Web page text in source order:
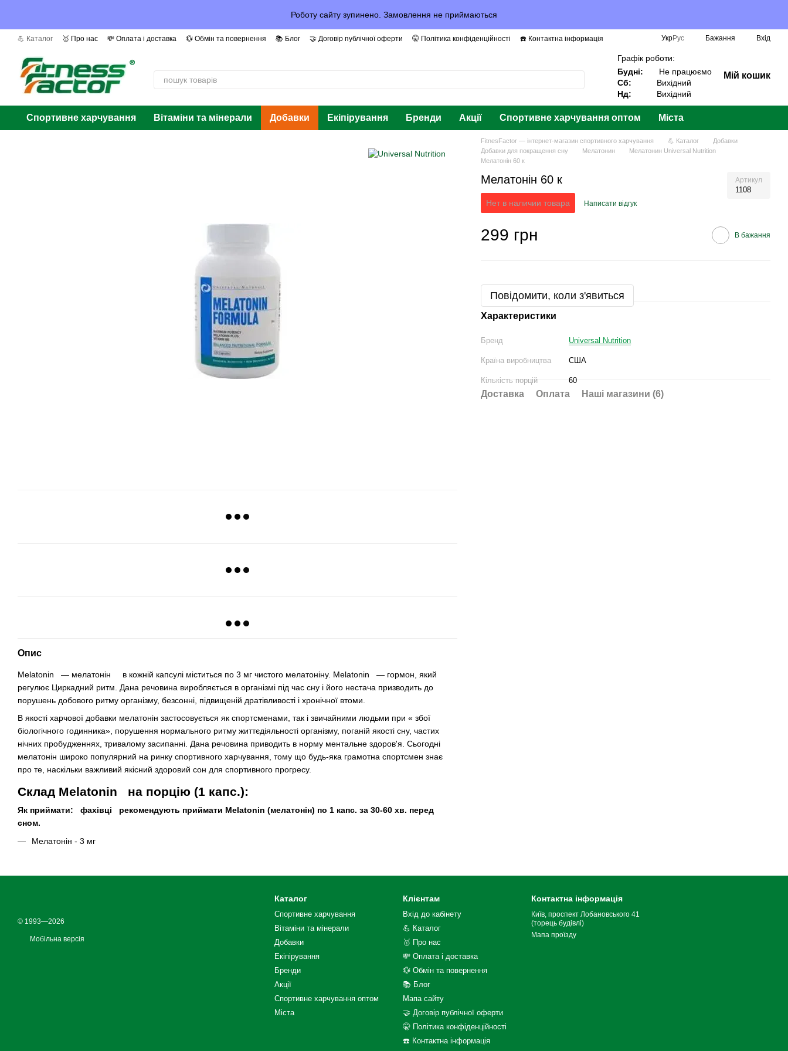
Роботу сайту зупинено. Замовлення не приймаються
💪 Каталог 🥇 Про нас 💸 Оплата і доставка 💱 Обмін та повернення 📚 Блог 🤝 Договір публічної оферти 🤫 Політика конфіденційності
☎️ Контактна інформація
УкрРус Бажання Вхід
Графік роботи:
Будні:
Не працюємо
Сб:
Вихідний
Нд:
Вихідний
Мій кошик
Спортивне харчування Вітаміни та мінерали Добавки Екіпірування Бренди Акції Спортивне харчування оптом Міста
Опис
Melatonin — мелатонін в кожній капсулі міститься по 3 мг чистого мелатоніну. Melatonin — гормон, який
регулює Циркадний ритм. Дана речовина виробляється в організмі під час сну і його нестача призводить до
порушень добового ритму організму, безсонні, підвищеній дратівливості і хронічної втоми.
В якості харчової добавки мелатонін застосовується як спортсменами, так і звичайними людьми при « збої
біологічного годинника», порушення нормального ритму життєдіяльності організму, поганій якості сну, частих
нічних пробудженнях, тривалому засипанні. Дана речовина приводить в норму ментальне здоров'я. Сьогодні
мелатонін широко популярний на ринку спортивного харчування, тому що будь-яка грамотна спортсмен знає
про те, наскільки важливий якісний здоровий сон для спортивного прогресу.
Склад Melatonin на порцію (1 капс.):
Як приймати:
фахівці рекомендують приймати Melatonin (мелатонін) по 1 капс. за 30-60 хв. перед
сном.
Мелатонін - 3 мг
FitnesFactor — інтернет-магазин спортивного харчування 💪 Каталог
Добавки
Добавки для покращення сну
Мелатонин
Мелатонин Universal Nutrition
Мелатонін 60 к
Мелатонін 60 к Артикул
1108
Нет в наличии товара Написати відгук
299 грн В бажання
Повідомити, коли з'явиться
Характеристики
Бренд Universal Nutrition
Країна виробництва США
Кількість порцій 60
Доставка Оплата Наші магазини (6)
© 1993—2026
Мобільна версія
Каталог
Спортивне харчування
Вітаміни та мінерали
Добавки
Екіпірування
Бренди
Акції
Спортивне харчування оптом
Міста
Клієнтам
Вхід до кабінету
💪 Каталог
🥇 Про нас
💸 Оплата і доставка
💱 Обмін та повернення
📚 Блог
Мапа сайту
🤝 Договір публічної оферти
🤫 Політика конфіденційності
☎️ Контактна інформація
Контактна інформація
Київ, проспект Лобановського 41
(торець будівлі)
Мапа проїзду